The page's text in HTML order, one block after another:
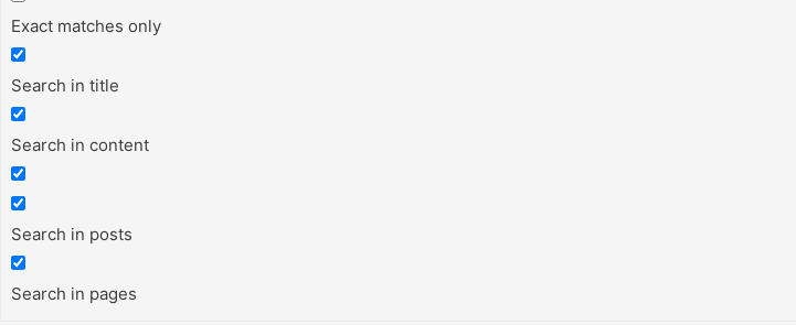
Exact matches only
Search in title
Search in content
Search in posts
Search in pages